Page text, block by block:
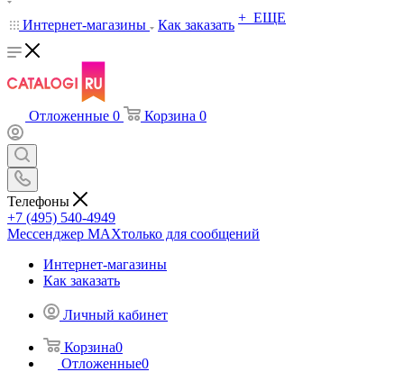
Интернет-магазины Как заказать + ЕЩЕ
Отложенные 0 Корзина 0
Телефоны
+7 (495) 540-4949
Мессенджер МАХтолько для сообщений
Интернет-магазины
Как заказать
Личный кабинет
Корзина0
Отложенные0